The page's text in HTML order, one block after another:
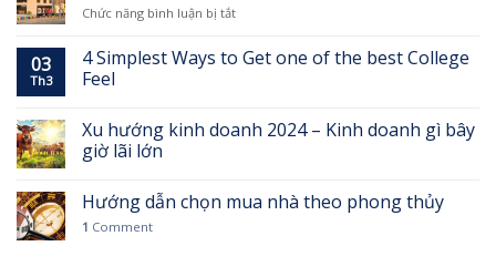
tư
Hàn
Metro
Chức năng bình luận bị tắtở
Sky
thỏa
an
trẻ
03
Th3
4 Simplest Ways to Get one of the best College
Feel
Xu hướng kinh doanh 2024 – Kinh doanh gì bây
giờ lãi lớn
Hướng dẫn chọn mua nhà theo phong thủy
1 Comment